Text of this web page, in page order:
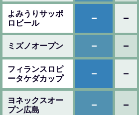
よみうりサッポ
ロビール
– –
ミズノオープン – –
フィランスロピ
ータケダカップ
– –
ヨネックスオー
プン広島
– –